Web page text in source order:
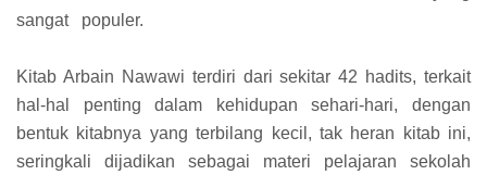
sangat populer.
Kitab Arbain Nawawi terdiri dari sekitar 42 hadits, terkait
hal-hal penting dalam kehidupan sehari-hari, dengan
bentuk kitabnya yang terbilang kecil, tak heran kitab ini,
seringkali dijadikan sebagai materi pelajaran sekolah